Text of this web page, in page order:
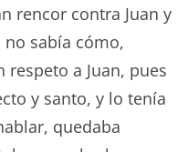
rencor contra Juan y
sabía cómo,
a Juan, pues
y santo, y lo tenía
quedaba